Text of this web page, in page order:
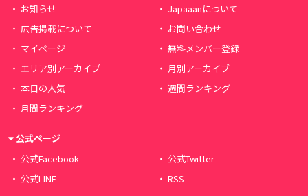
お知らせ
Japaaanについて
広告掲載について
お問い合わせ
マイページ
無料メンバー登録
エリア別アーカイブ
月別アーカイブ
本日の人気
週間ランキング
月間ランキング
公式ページ
公式Facebook
公式Twitter
公式LINE
RSS